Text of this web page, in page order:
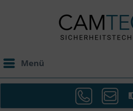
Menü